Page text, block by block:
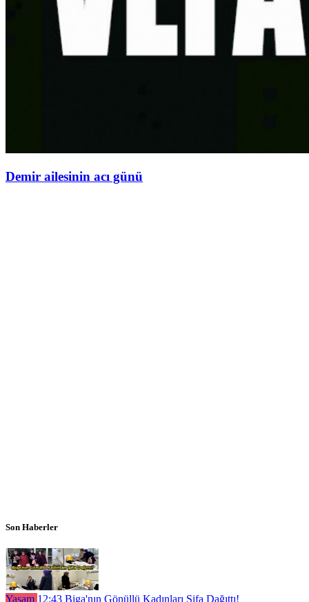
Demir ailesinin acı günü
Son Haberler
Yaşam 12:43 Biga'nın Gönüllü Kadınları Şifa Dağıttı!